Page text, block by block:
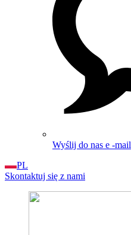
Wyślij do nas e -mail
PL
Skontaktuj się z nami